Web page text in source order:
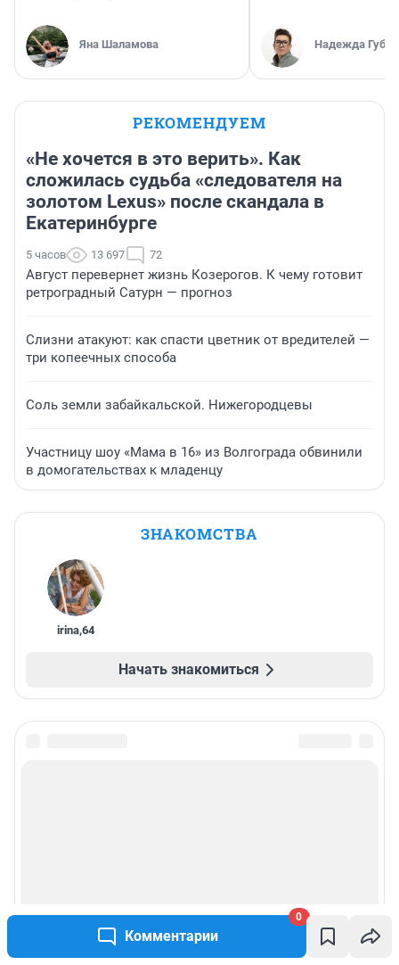
Комментарии
0
Яна Шаламова Надежда
РЕКОМЕНДУЕМ
«Не хочется в это верить». Как
сложилась судьба «следователя на
золотом Lexus» после скандала в
Екатеринбурге
5 часов 13 697 72
Август перевернет жизнь Козерогов. К чему готовит
ретроградный Сатурн — прогноз
Слизни атакуют: как спасти цветник от вредителей —
три копеечных способа
Соль земли забайкальской. Нижегородцевы
Участницу шоу «Мама в 16» из Волгограда обвинили
в домогательствах к младенцу
ЗНАКОМСТВА
irina,64
Начать знакомиться